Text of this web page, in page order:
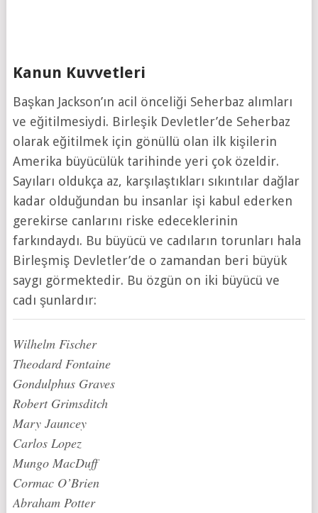
Kanun Kuvvetleri
Başkan Jackson’ın acil önceliği Seherbaz alımları
ve eğitilmesiydi. Birleşik Devletler’de Seherbaz
olarak eğitilmek için gönüllü olan ilk kişilerin
Amerika büyücülük tarihinde yeri çok özeldir.
Sayıları oldukça az, karşılaştıkları sıkıntılar dağlar
kadar olduğundan bu insanlar işi kabul ederken
gerekirse canlarını riske edeceklerinin
farkındaydı. Bu büyücü ve cadıların torunları hala
Birleşmiş Devletler’de o zamandan beri büyük
saygı görmektedir. Bu özgün on iki büyücü ve
cadı şunlardır:
Wilhelm Fischer
Theodard Fontaine
Gondulphus Graves
Robert Grimsditch
Mary Jauncey
Carlos Lopez
Mungo MacDuff
Cormac O’Brien
Abraham Potter